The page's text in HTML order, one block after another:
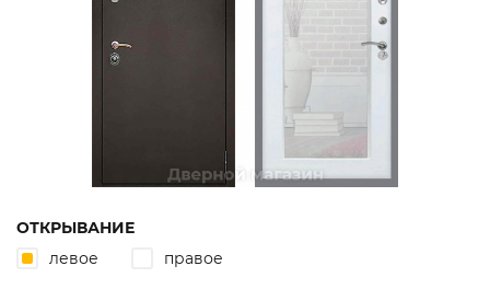
ОТКРЫВАНИЕ
левое
правое